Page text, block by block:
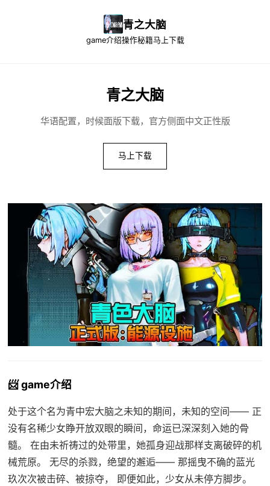
青之大脑
game介绍操作秘籍马上下载
青之大脑
华语配置，时候面版下载，官方侧面中文正性版
马上下载
📨 game介绍
处于这个名为青中宏大脑之未知的期间，未知的空间—— 正
没有名稀少女睁开放双眼的瞬间，命运已深深刻入她的骨
髓。 在由未祈祷过的处带里，她孤身迎战那样支离破碎的机
械荒原。 无尽的杀戮，绝望的邂逅—— 那摇曳不确的蓝光
玖次次被击碎、被掠夺， 即便如此，少女从未停方脚步。